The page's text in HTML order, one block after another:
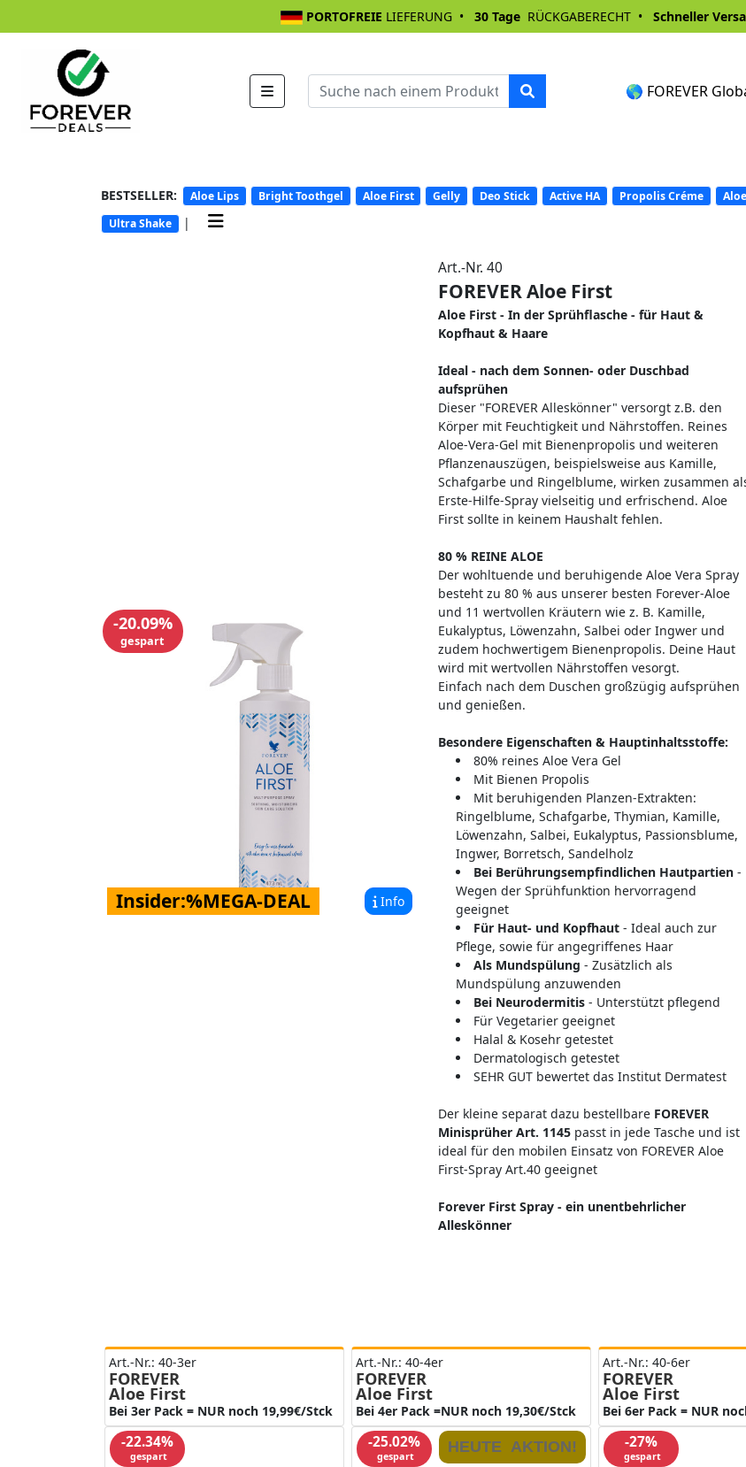
PORTOFREIE LIEFERUNG • 30 Tage RÜCKGABERECHT • Schneller
🌎 FOREVER
BESTSELLER: Aloe Lips Bright Toothgel Aloe First Gelly Deo Stick Active HA Propolis Créme
Ultra Shake
|
-20.09%
gespart
Info
Insider:%MEGA-DEAL
Art.-Nr. 40
FOREVER Aloe First
Aloe First - In der Sprühflasche - für Haut &
Kopfhaut & Haare
Ideal - nach dem Sonnen- oder Duschbad
aufsprühen
Dieser "FOREVER Alleskönner" versorgt z.B. den
Körper mit Feuchtigkeit und Nährstoffen. Reines
Aloe-Vera-Gel mit Bienenpropolis und weiteren
Pflanzenauszügen, beispielsweise aus Kamille,
Schafgarbe und Ringelblume, wirken zusammen
Erste-Hilfe-Spray vielseitig und erfrischend. Aloe
First sollte in keinem Haushalt fehlen.
80 % REINE ALOE
Der wohltuende und beruhigende Aloe Vera Spray
besteht zu 80 % aus unserer besten Forever-Aloe
und 11 wertvollen Kräutern wie z. B. Kamille,
Eukalyptus, Löwenzahn, Salbei oder Ingwer und
zudem hochwertigem Bienenpropolis. Deine Haut
wird mit wertvollen Nährstoffen vesorgt.
Einfach nach dem Duschen großzügig aufsprühen
und genießen.
Besondere Eigenschaften & Hauptinhaltsstoffe:
80% reines Aloe Vera Gel
Mit Bienen Propolis
Mit beruhigenden Planzen-Extrakten:
Ringelblume, Schafgarbe, Thymian, Kamille,
Löwenzahn, Salbei, Eukalyptus, Passionsblume,
Ingwer, Borretsch, Sandelholz
Bei Berührungsempfindlichen Hautpartien-
Wegen der Sprühfunktion hervorragend
geeignet
Für Haut- und Kopfhaut- Ideal auch zur
Pflege, sowie für angegriffenes Haar
Als Mundspülung - Zusätzlich als
Mundspülung anzuwenden
Bei Neurodermitis- Unterstützt pflegend
Für Vegetarier geeignet
Halal & Kosehr getestet
Dermatologisch getestet
SEHR GUT bewertet das Institut Dermatest
Der kleine separat dazu bestellbare FOREVER
Minisprüher Art. 1145passt in jede Tasche und ist
ideal für den mobilen Einsatz von FOREVER Aloe
First-Spray Art.40 geeignet
Forever First Spray - ein unentbehrlicher
Alleskönner
Art.-Nr.: 40-3er
FOREVER
Aloe First
Bei 3er Pack = NUR noch 19,99€/Stck
-22.34%
gespart
Art.-Nr.: 40-4er
FOREVER
Aloe First
Bei 4er Pack =NUR noch 19,30€/Stck
-25.02%
gespart
HEUTE AKTION!
Art.-Nr.: 40-6er
FOREVER
Aloe First
Bei 6er Pack = NUR
-27%
gespart